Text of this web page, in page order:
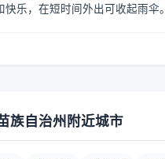
乐，在短时间外出可收起雨伞。
族自治州附近城市